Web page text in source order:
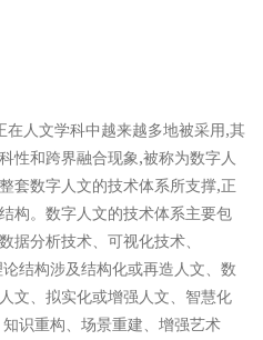
在人文学科中越来越多地被采用,其
性和跨界融合现象,被称为数字人
套数字人文的技术体系所支撑,正
构。数字人文的技术体系主要包
据分析技术、可视化技术、
结构涉及结构化或再造人文、数
文、拟实化或增强人文、智慧化
识重构、场景重建、增强艺术